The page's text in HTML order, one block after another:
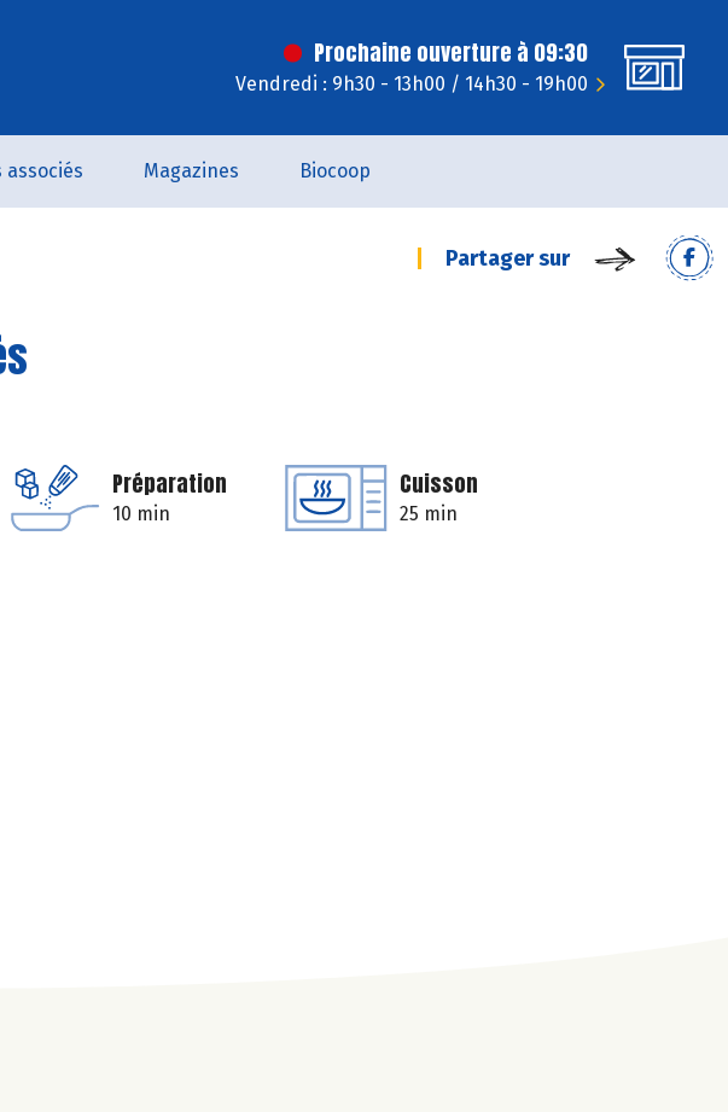
Prochaine ouverture à 09:30
Vendredi : 9h30 - 13h00 / 14h30 - 19h00
associés Magazines Biocoop
Partager sur
Préparation
10 min
Cuisson
25 min